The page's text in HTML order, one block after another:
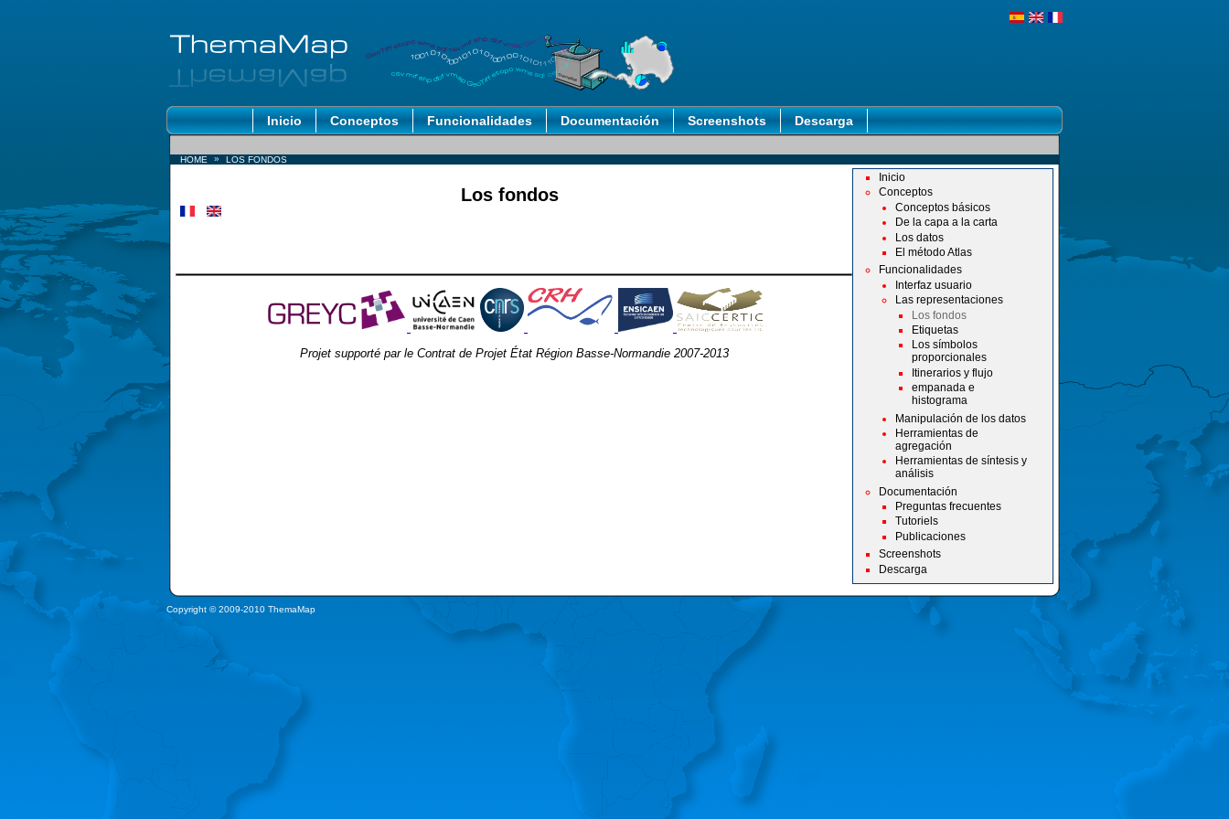
Inicio Conceptos Funcionalidades Documentación Screenshots Descarga
HOME » LOS FONDOS
Inicio
Conceptos
Conceptos básicos
De la capa a la carta
Los datos
El método Atlas
Funcionalidades
Interfaz usuario
Las representaciones
Los fondos
Etiquetas
Los símbolos
proporcionales
Itinerarios y flujo
empanada e
histograma
Manipulación de los datos
Herramientas de
agregación
Herramientas de síntesis y
análisis
Documentación
Preguntas frecuentes
Tutoriels
Publicaciones
Screenshots
Descarga
Los fondos
Projet supporté par le Contrat de Projet État Région Basse-Normandie 2007-2013
Copyright © 2009-2010 ThemaMap